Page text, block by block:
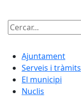
Cercar:
Ajuntament
Serveis i tràmits
El municipi
Nuclis